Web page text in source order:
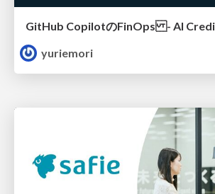
yuriemori